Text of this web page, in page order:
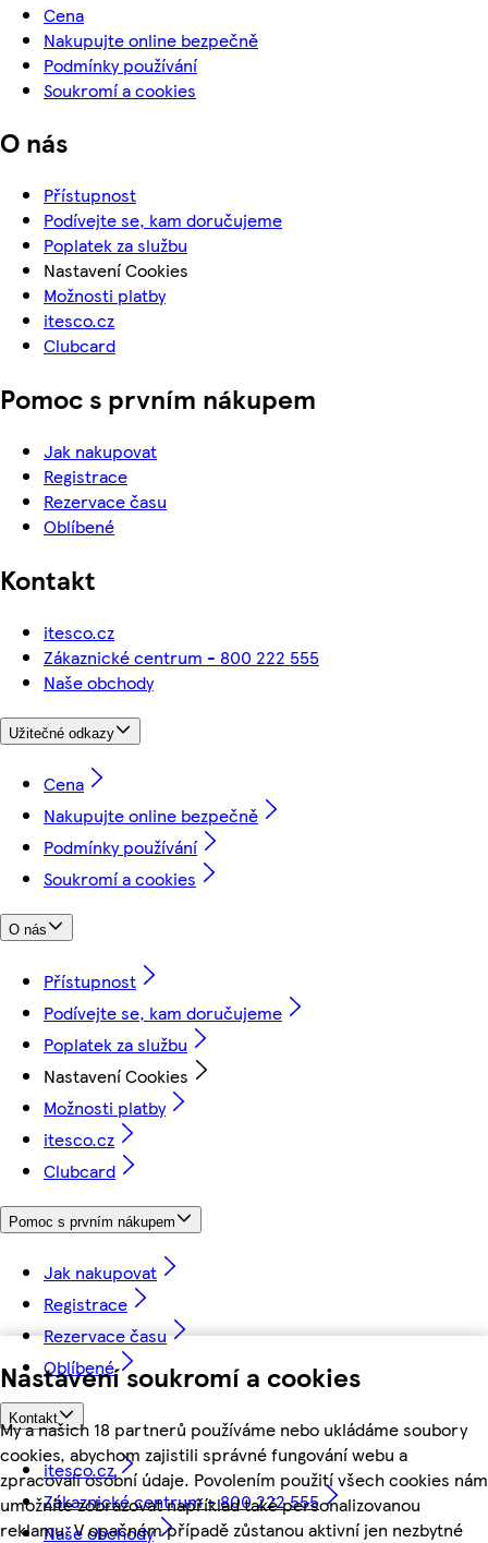
Nastavení soukromí a cookies
My a našich 18 partnerů používáme nebo ukládáme soubory
cookies, abychom zajistili správné fungování webu a
zpracovali osobní údaje. Povolením použití všech cookies nám
umožníte zobrazovat například také personalizovanou
reklamu. V opačném případě zůstanou aktivní jen nezbytné
Cena
Nakupujte online bezpečně
Podmínky používání
Soukromí a cookies
O nás
Přístupnost
Podívejte se, kam doručujeme
Poplatek za službu
Nastavení Cookies
Možnosti platby
itesco.cz
Clubcard
Pomoc s prvním nákupem
Jak nakupovat
Registrace
Rezervace času
Oblíbené
Kontakt
itesco.cz
Zákaznické centrum - 800 222 555
Naše obchody
Užitečné odkazy
Cena
Nakupujte online bezpečně
Podmínky používání
Soukromí a cookies
O nás
Přístupnost
Podívejte se, kam doručujeme
Poplatek za službu
Nastavení Cookies
Možnosti platby
itesco.cz
Clubcard
Pomoc s prvním nákupem
Jak nakupovat
Registrace
Rezervace času
Oblíbené
Kontakt
itesco.cz
Zákaznické centrum - 800 222 555
Naše obchody